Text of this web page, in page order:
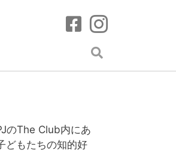
のThe Club内にあ
どもたちの知的好